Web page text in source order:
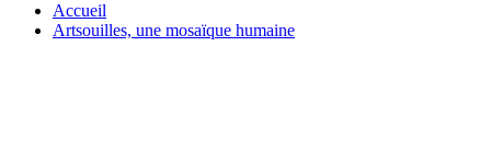
Accueil
Artsouilles, une mosaïque humaine